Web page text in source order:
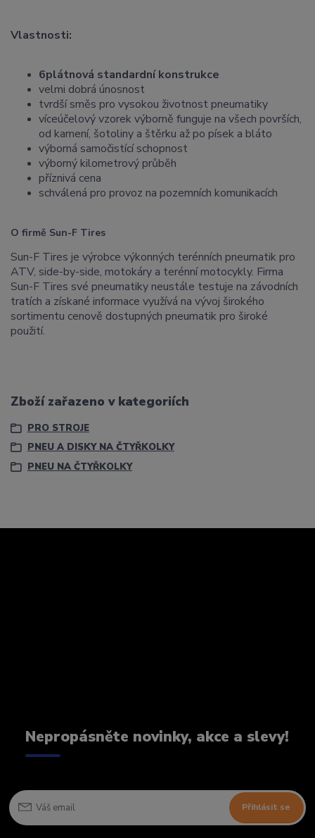
Vlastnosti:
6plátnová standardní konstrukce
velmi dobrá únosnost
tvrdší směs pro vysokou životnost pneumatiky
víceúčelový vzorek výborně funguje na všech površích,
od kamení, šotoliny a štěrku až po písek a bláto
výborná samočistící schopnost
výborný kilometrový průběh
příznivá cena
schválená pro provoz na pozemních komunikacích
O firmě Sun-F Tires
Sun-F Tires je výrobce výkonných terénních pneumatik pro
ATV, side-by-side, motokáry a terénní motocykly. Firma
Sun-F Tires své pneumatiky neustále testuje na závodních
tratích a získané informace využívá na vývoj širokého
sortimentu cenově dostupných pneumatik pro široké
použití.
Zboží zařazeno v kategoriích
PRO STROJE
PNEU A DISKY NA ČTYŘKOLKY
PNEU NA ČTYŘKOLKY
Nepropásněte novinky, akce a slevy!
Přihlásit se